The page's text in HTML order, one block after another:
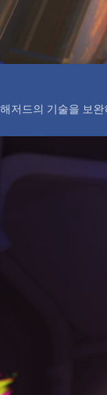
해저드의 기술을 보